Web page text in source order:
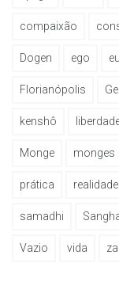
compaixão
Dogen ego eu
Florianópolis
kenshô
Monge monges
prática realidade
samadhi
Vazio vida